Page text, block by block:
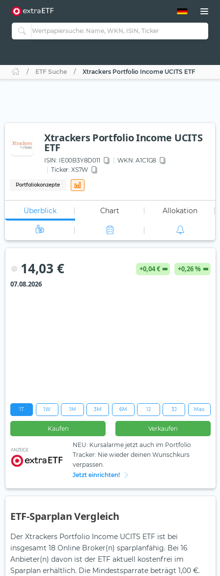
ETF-Guide 2.0
Guide Aktive ETFs
ETF-Sparpläne
ETF Suche Xtrackers Portfolio Income UCITS ETF
Xtrackers Portfolio Income UCITS
ETF
ISIN: IE00B3Y8D011 WKN: A1C1G8
Ticker: XS7W
Portfoliokonzepte
Überblick Chart Allokation
14,03 € +0,04 €
+0,26 %
07.08.2026
1T 1W 1M 3M 6M 1J 3J Max
Kaufen Verkaufen
ANZEIGE
NEU: Kursalarme jetzt auch im Portfolio
Tracker: Nie wieder deinen Wunschkurs
verpassen.
Jetzt einrichten!
ETF-Sparplan Vergleich
Der Xtrackers Portfolio Income UCITS ETF ist bei
insgesamt 18 Online Broker(n) sparplanfähig. Bei 16
Anbieter(n) davon ist der ETF aktuell kostenfrei im
Sparplan erhältlich. Die Mindestsparrate beträgt 1,00 €.